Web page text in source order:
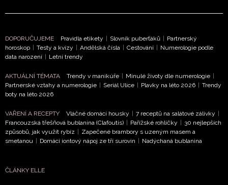
DOPORUČUJEME Pravidla etikety | Slovník puberťáků | Partnerský
horoskop | Testy a kvízy | Andělská čísla | Cestování | Numerologie podle
data narození | Letní trendy
AKTUÁLNÍ TÉMATA Trendy v manikúře | Minulé životy dle numerologie |
Partnerské vztahy a numerologie | Seriál Ulice | Plavky na léto 2026 | Trendy
boty na léto 2026
VAŘENÍ A RECEPTY Vláčné domácí housky | 7 receptů na salátové zálivky |
Francouzská třešňová bublanina (Clafoutis) | Pařížské rohlíčky | 30 nejlepších
způsobů, jak využít rybíz | Zapečené brambory s uzeným masem a
smetanou | Domácí iontový nápoj ze tří surovin | Nadýchaná bublanina
ČLÁNKY ELLE